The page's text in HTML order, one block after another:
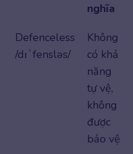
nghĩa
Defenceless
/dɪˈfensləs/
Không
có khả
năng
tự vệ,
không
được
bảo vệ